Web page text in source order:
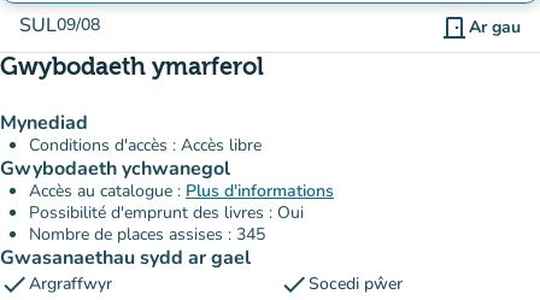
SUL09/08 door_front Ar gau
Gwybodaeth ymarferol
Mynediad
Conditions d'accès : Accès libre
Gwybodaeth ychwanegol
Accès au catalogue : Plus d'informations
Possibilité d'emprunt des livres : Oui
Nombre de places assises : 345
Gwasanaethau sydd ar gael
checkArgraffwyr checkSocedi pŵer